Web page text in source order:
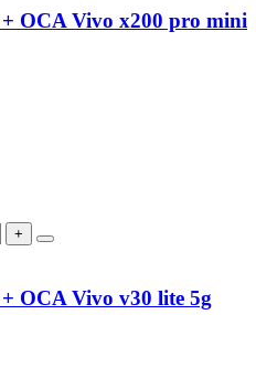
OCA Vivo x200 pro mini
+
OCA Vivo v30 lite 5g